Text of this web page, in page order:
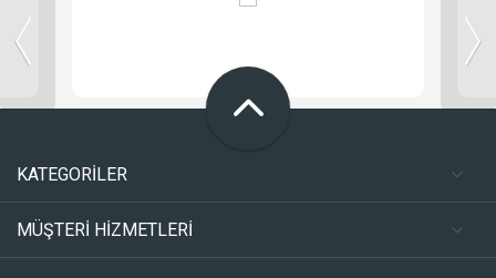
KATEGORİLER
MÜŞTERİ HİZMETLERİ